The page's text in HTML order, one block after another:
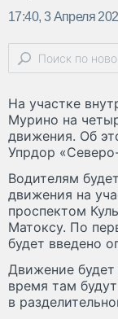
17:40, 3 Апреля
На участке
Мурино на
движения. Об
Упрдор
Водителям
движения на
проспектом
Матоксу. По
будет введено
Движение будет
время там
в